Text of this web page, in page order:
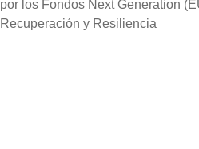
por los Fondos Next Generation
Recuperación y Resiliencia